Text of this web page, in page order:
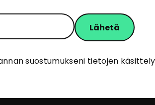
suostumukseni tietojen